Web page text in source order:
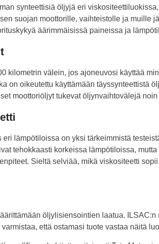
synteettisiä öljyjä eri
suojan moottorille, vaihteistolle ja muille
äärimmäisissä paineissa ja
kilometrin välein, jos ajoneuvosi käyttää
on oikeutettu käyttämään täyssynteettistä
moottoriöljyt tukevat öljynvaihtovälejä
eri lämpötiloissa on yksi tärkeimmistä
tehokkaasti korkeissa lämpötiloissa, mutta
Sieltä selviää, mikä viskositeetti
öljylisiensointien laatua.
että ostamasi tuote vastaa näitä